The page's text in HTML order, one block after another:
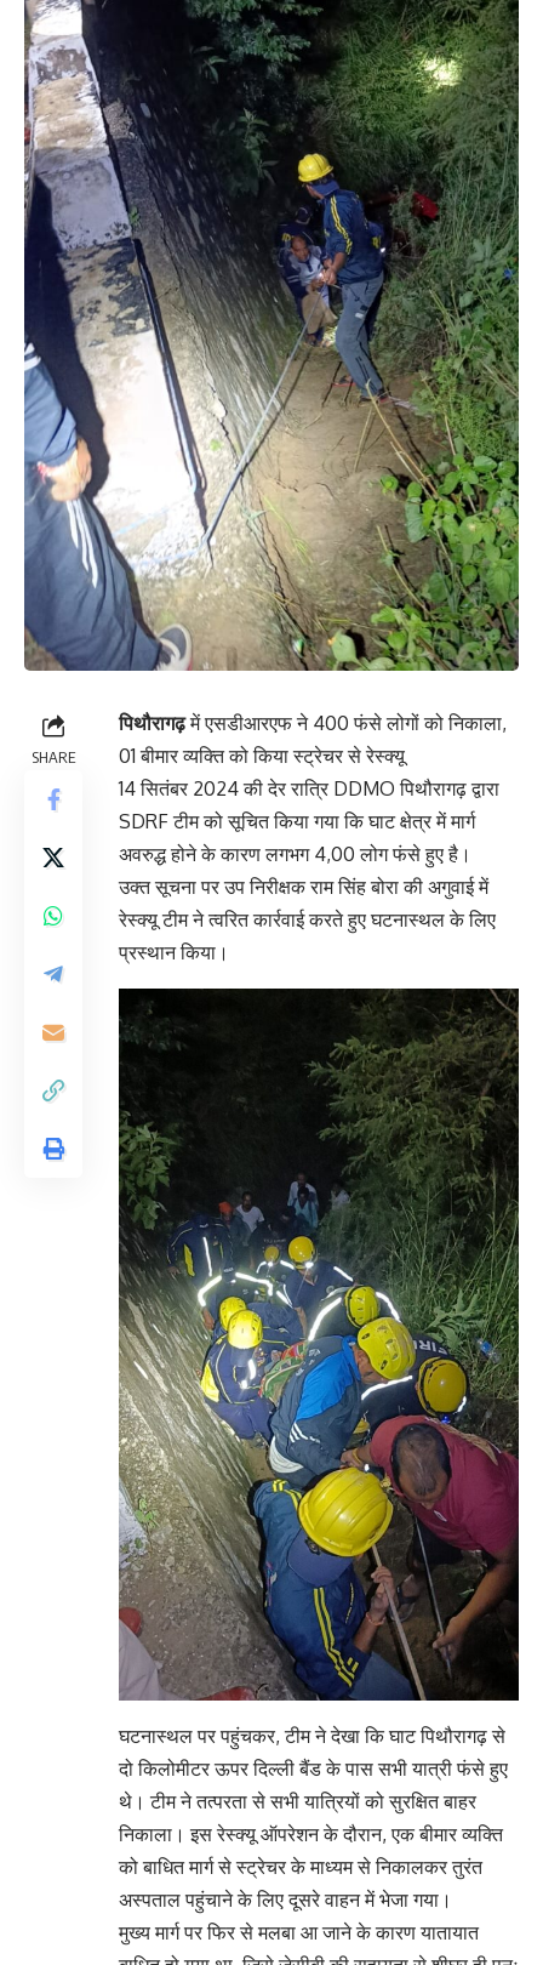
SHARE
पिथौरागढ़में एसडीआरएफ ने 400 फंसे लोगों को निकाला,
01 बीमार व्यक्ति को किया स्ट्रेचर से रेस्क्यू
14 सितंबर 2024 की देर रात्रि DDMO पिथौरागढ़ द्वारा
SDRF टीम को सूचित किया गया कि घाट क्षेत्र में मार्ग
अवरुद्ध होने के कारण लगभग 4,00 लोग फंसे हुए है।
उक्त सूचना पर उप निरीक्षक राम सिंह बोरा की अगुवाई में
रेस्क्यू टीम ने त्वरित कार्रवाई करते हुए घटनास्थल के लिए
प्रस्थान किया।
घटनास्थल पर पहुंचकर, टीम ने देखा कि घाट पिथौरागढ़ से
दो किलोमीटर ऊपर दिल्ली बैंड के पास सभी यात्री फंसे हुए
थे। टीम ने तत्परता से सभी यात्रियों को सुरक्षित बाहर
निकाला। इस रेस्क्यू ऑपरेशन के दौरान, एक बीमार व्यक्ति
को बाधित मार्ग से स्ट्रेचर के माध्यम से निकालकर तुरंत
अस्पताल पहुंचाने के लिए दूसरे वाहन में भेजा गया।
मुख्य मार्ग पर फिर से मलबा आ जाने के कारण यातायात